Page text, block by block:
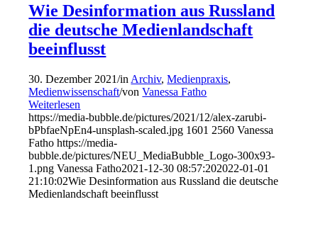
Wie Desinformation aus Russland
die deutsche Medienlandschaft
beeinflusst
30. Dezember 2021/in Archiv,Medienpraxis,
Medienwissenschaft/vonVanessa Fatho
Weiterlesen
https://media-bubble.de/pictures/2021/12/alex-zarubi-
bPbfaeNpEn4-unsplash-scaled.jpg 1601 2560 Vanessa
Fatho https://media-
bubble.de/pictures/NEU_MediaBubble_Logo-300x93-
1.png Vanessa Fatho2021-12-30 08:57:202022-01-01
21:10:02Wie Desinformation aus Russland die deutsche
Medienlandschaft beeinflusst